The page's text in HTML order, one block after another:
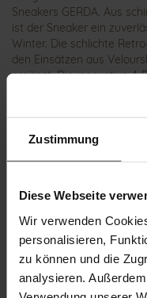
Zustimmung
Diese Webseite
Wir verwenden
personalisieren,
zu können und die
analysieren.
Sneakers GERDA. Aus
ist der Sneaker ein
Winter. Die schlichte
den Einsätzen aus
ergänzt. Die innovative 4-
Fuß sanft durch seinen
nötigen Halt beim
ob bei Schnee, Matsch
umschmeichelt Ihre
es aus!
Details
Mehr
dämpfende